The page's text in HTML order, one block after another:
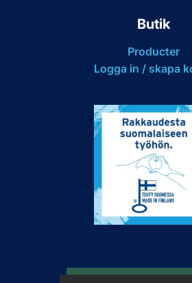
Butik
Producter
Logga in / skapa